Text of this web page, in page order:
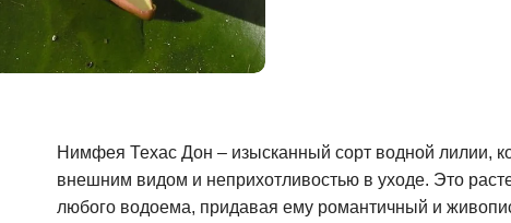
Нимфея Техас Дон – изысканный сорт водной лилии,
внешним видом и неприхотливостью в уходе. Это
любого водоема, придавая ему романтичный и